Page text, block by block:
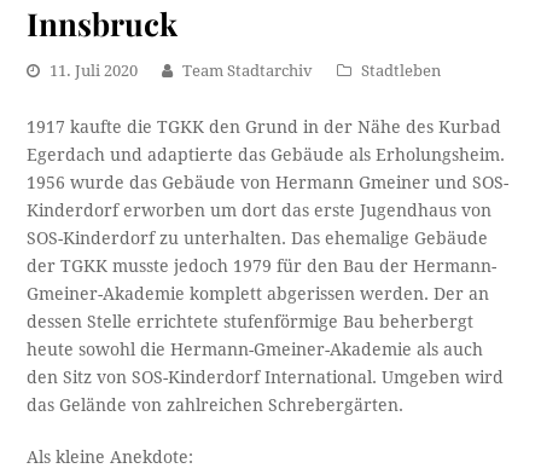
Innsbruck
11. Juli 2020 Team Stadtarchiv Stadtleben
1917 kaufte die TGKK den Grund in der Nähe des Kurbad
Egerdach und adaptierte das Gebäude als Erholungsheim.
1956 wurde das Gebäude von Hermann Gmeiner und SOS-
Kinderdorf erworben um dort das erste Jugendhaus von
SOS-Kinderdorf zu unterhalten. Das ehemalige Gebäude
der TGKK musste jedoch 1979 für den Bau der Hermann-
Gmeiner-Akademie komplett abgerissen werden. Der an
dessen Stelle errichtete stufenförmige Bau beherbergt
heute sowohl die Hermann-Gmeiner-Akademie als auch
den Sitz von SOS-Kinderdorf International. Umgeben wird
das Gelände von zahlreichen Schrebergärten.
Als kleine Anekdote: